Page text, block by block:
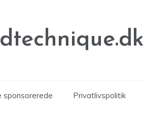
Privatlivspolitik